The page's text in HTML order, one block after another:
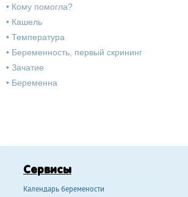
• Кому помогла?
• Кашель
• Температура
• Беременность, первый скрининг
• Зачатие
• Беременна
Сервисы
Календарь беремености